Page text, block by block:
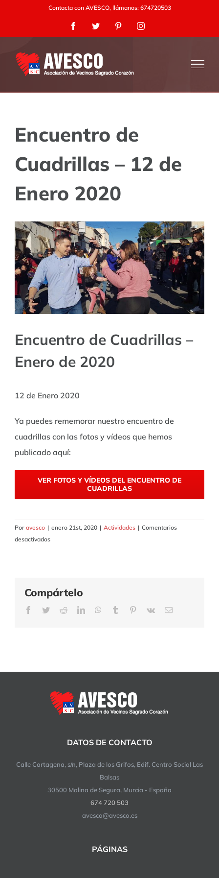
contenido
Contacta con AVESCO, llámanos: 674720503
FacebookTwitter PinterestInstagram
Encuentro de
Cuadrillas – 12 de
Enero 2020
Encuentro de Cuadrillas –
Enero de 2020
12 de Enero 2020
Ya puedes rememorar nuestro encuentro de
cuadrillas con las fotos y vídeos que hemos
publicado aquí:
VER FOTOS Y VÍDEOS DEL ENCUENTRO DE
CUADRILLAS
Por avesco | enero 21st, 2020 | Actividades | Comentarios
desactivadosen
Encuentro
12
Compártelo
Facebook
TwitterRedditLinkedInWhatsApp
Tumblr Pinterest
Vk
Correo
DATOS DE CONTACTO
Calle Cartagena, s/n, Plaza de los Grifos, Edif. Centro Social Las
Balsas
30500 Molina de Segura, Murcia - España
674 720 503
avesco@avesco.es
PÁGINAS